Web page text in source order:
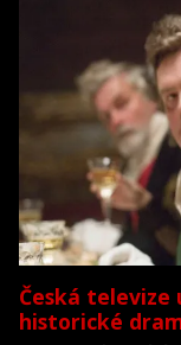
Česká televize
historické